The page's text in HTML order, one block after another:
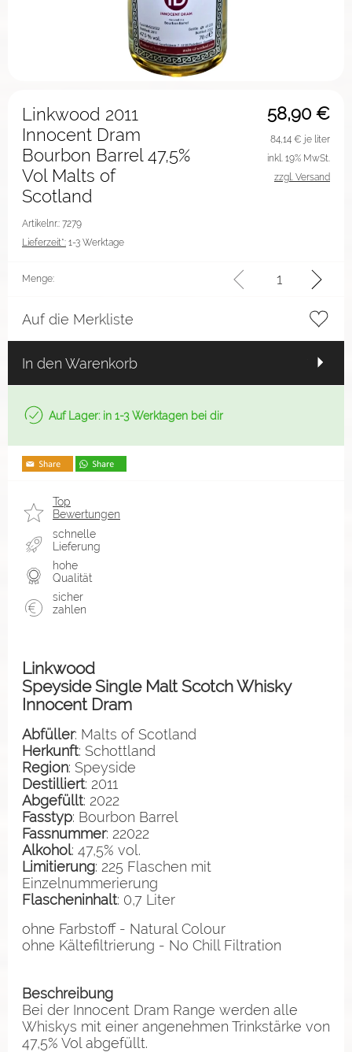
58,90 €
Linkwood 2011
Innocent Dram
Bourbon Barrel 47,5%
Vol Malts of
Scotland
Artikelnr.: 7279
Lieferzeit*: 1-3 Werktage
84,14 € je liter
inkl. 19% MwSt.
zzgl. Versand
Menge:
Auf die Merkliste
In den Warenkorb
Auf Lager: in 1-3 Werktagen bei dir
Top
Bewertungen
schnelle
Lieferung
hohe
Qualität
sicher
zahlen
Linkwood
Speyside Single Malt Scotch Whisky
Innocent Dram
Abfüller: Malts of Scotland
Herkunft: Schottland
Region: Speyside
Destilliert: 2011
Abgefüllt: 2022
Fasstyp: Bourbon Barrel
Fassnummer: 22022
Alkohol: 47,5% vol.
Limitierung: 225 Flaschen mit
Einzelnummerierung
Flascheninhalt: 0,7 Liter
ohne Farbstoff - Natural Colour
ohne Kältefiltrierung - No Chill Filtration
Beschreibung
Bei der Innocent Dram Range werden alle
Whiskys mit einer angenehmen Trinkstärke von
47,5% Vol abgefüllt.